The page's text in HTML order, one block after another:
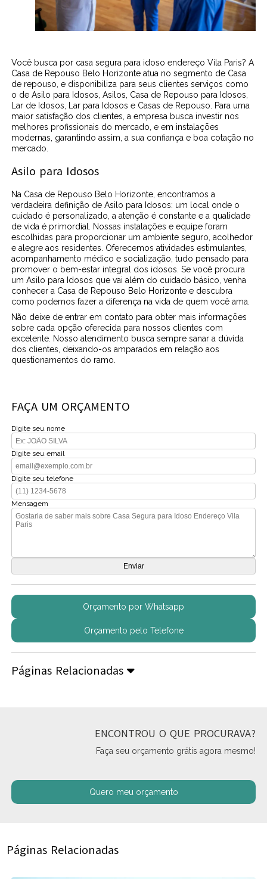
Você busca por casa segura para idoso endereço Vila Paris? A
Casa de Repouso Belo Horizonte atua no segmento de Casa
de repouso, e disponibiliza para seus clientes serviços como
o de Asilo para Idosos, Asilos, Casa de Repouso para Idosos,
Lar de Idosos, Lar para Idosos e Casas de Repouso. Para uma
maior satisfação dos clientes, a empresa busca investir nos
melhores profissionais do mercado, e em instalações
modernas, garantindo assim, a sua confiança e boa cotação no
mercado.
Asilo para Idosos
Na Casa de Repouso Belo Horizonte, encontramos a
verdadeira definição de Asilo para Idosos: um local onde o
cuidado é personalizado, a atenção é constante e a qualidade
de vida é primordial. Nossas instalações e equipe foram
escolhidas para proporcionar um ambiente seguro, acolhedor
e alegre aos residentes. Oferecemos atividades estimulantes,
acompanhamento médico e socialização, tudo pensado para
promover o bem-estar integral dos idosos. Se você procura
um Asilo para Idosos que vai além do cuidado básico, venha
conhecer a Casa de Repouso Belo Horizonte e descubra
como podemos fazer a diferença na vida de quem você ama.
Não deixe de entrar em contato para obter mais informações
sobre cada opção oferecida para nossos clientes com
excelente. Nosso atendimento busca sempre sanar a dúvida
dos clientes, deixando-os amparados em relação aos
questionamentos do ramo.
FAÇA UM ORÇAMENTO
Digite seu nome
Digite seu email
Digite seu telefone
Mensagem
Orçamento por Whatsapp
Orçamento pelo Telefone
Páginas Relacionadas
ENCONTROU O QUE PROCURAVA?
Faça seu orçamento grátis agora mesmo!
Quero meu orçamento
Páginas Relacionadas